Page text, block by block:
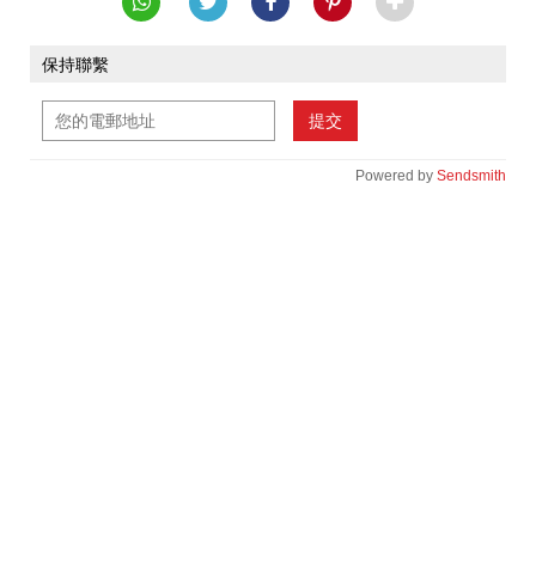
保持聯繫
提交
Powered by Sendsmith